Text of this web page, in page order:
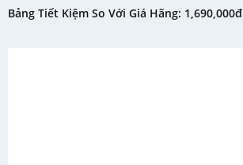
Bảng Tiết Kiệm So Với Giá Hãng: 1,690,000đ